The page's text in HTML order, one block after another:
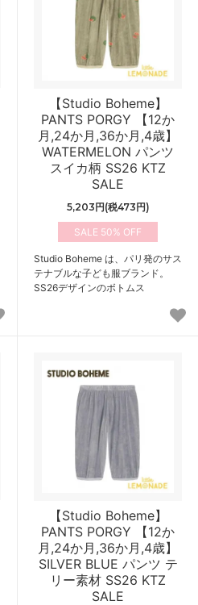
【Studio Boheme】
PANTS PORGY 【12か
月,24か月,36か月,4歳】
WATERMELON パンツ
スイカ柄 SS26 KTZ
SALE
5,203円(税473円)
50%
Studio Boheme は、パリ発のサス
テナブルな子ども服ブランド。
SS26デザインのボトムス
【Studio Boheme】
PANTS PORGY 【12か
月,24か月,36か月,4歳】
SILVER BLUE パンツ テ
リー素材 SS26 KTZ
SALE